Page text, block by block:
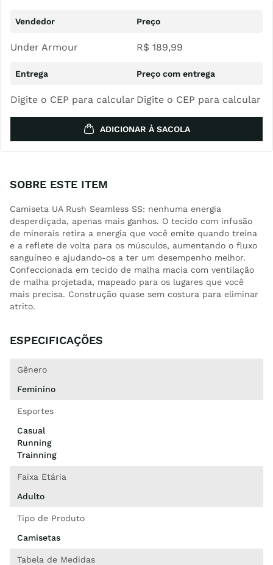
Under Armour R$ 189,99
Digite o CEP para calcular Digite o CEP para calcular
ADICIONAR À SACOLA
SOBRE ESTE ITEM
Camiseta UA Rush Seamless SS: nenhuma energia
desperdiçada, apenas mais ganhos. O tecido com infusão
de minerais retira a energia que você emite quando treina
e a reflete de volta para os músculos, aumentando o fluxo
sanguíneo e ajudando-os a ter um desempenho melhor.
Confeccionada em tecido de malha macia com ventilação
de malha projetada, mapeado para os lugares que você
mais precisa. Construção quase sem costura para eliminar
atrito.
ESPECIFICAÇÕES
Gênero
Feminino
Esportes
Casual
Running
Trainning
Faixa Etária
Adulto
Tipo de Produto
Camisetas
Tabela de Medidas